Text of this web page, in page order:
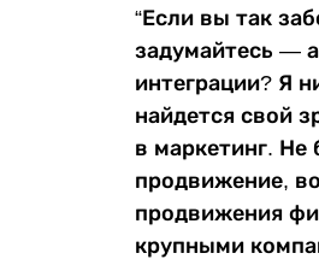
“Если вы так
задумайтесь —
интеграции? Я
найдется свой
в маркетинг. Не
продвижение,
продвижения
крупными